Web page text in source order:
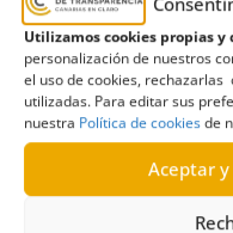
Utilizamos cookies propias y
personalización de nuestros
el uso de cookies,
utilizadas. Para editar sus
nuestra Política de cookiesde
Aceptar